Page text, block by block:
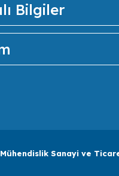
Bilgiler
Sanayi ve